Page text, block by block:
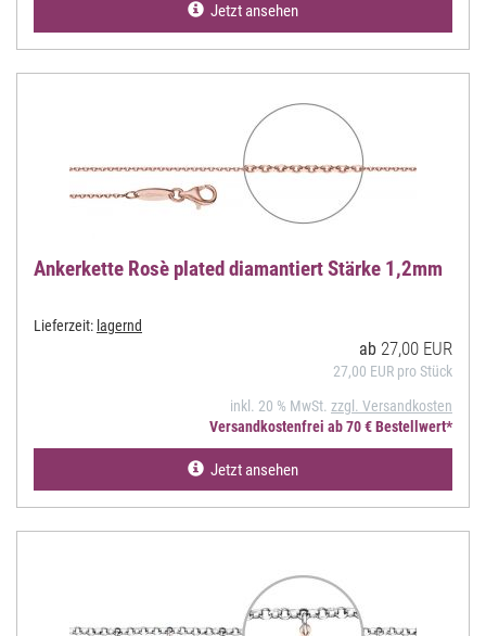
Jetzt ansehen
Ankerkette Rosè plated diamantiert Stärke 1,2mm
Lieferzeit: lagernd
ab 27,00 EUR
27,00 EUR pro Stück
inkl. 20 % MwSt. zzgl. Versandkosten
Versandkostenfrei ab 70 € Bestellwert*
Jetzt ansehen